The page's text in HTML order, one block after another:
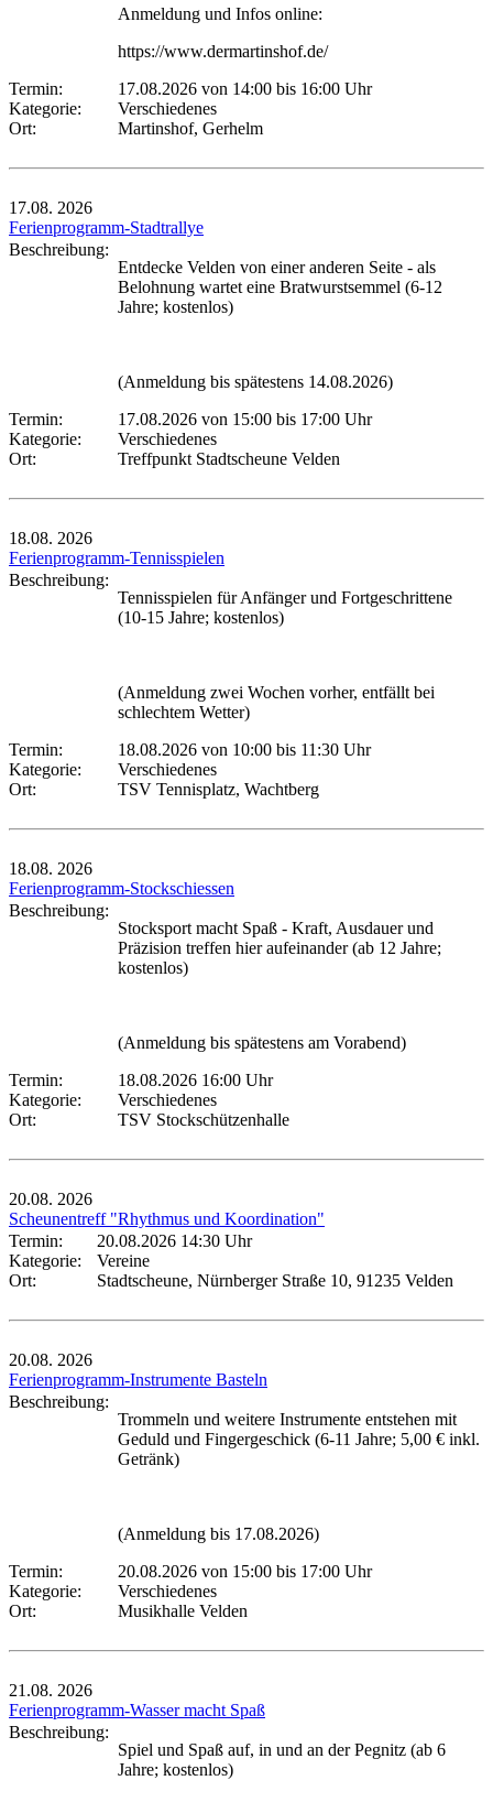
Anmeldung und Infos online:
https://www.dermartinshof.de/
Termin:
17.08.2026 von 14:00 bis 16:00 Uhr
Kategorie:
Verschiedenes
Ort:
Martinshof, Gerhelm
17.08. 2026
Ferienprogramm-Stadtrallye
Beschreibung:
Entdecke Velden von einer anderen Seite - als
Belohnung wartet eine Bratwurstsemmel (6-12
Jahre; kostenlos)
(Anmeldung bis spätestens 14.08.2026)
Termin:
17.08.2026 von 15:00 bis 17:00 Uhr
Kategorie:
Verschiedenes
Ort:
Treffpunkt Stadtscheune Velden
18.08. 2026
Ferienprogramm-Tennisspielen
Beschreibung:
Tennisspielen für Anfänger und Fortgeschrittene
(10-15 Jahre; kostenlos)
(Anmeldung zwei Wochen vorher, entfällt bei
schlechtem Wetter)
Termin:
18.08.2026 von 10:00 bis 11:30 Uhr
Kategorie:
Verschiedenes
Ort:
TSV Tennisplatz, Wachtberg
18.08. 2026
Ferienprogramm-Stockschiessen
Beschreibung:
Stocksport macht Spaß - Kraft, Ausdauer und
Präzision treffen hier aufeinander (ab 12 Jahre;
kostenlos)
(Anmeldung bis spätestens am Vorabend)
Termin:
18.08.2026 16:00 Uhr
Kategorie:
Verschiedenes
Ort:
TSV Stockschützenhalle
20.08. 2026
Scheunentreff "Rhythmus und Koordination"
Termin:
20.08.2026 14:30 Uhr
Kategorie:
Vereine
Ort:
Stadtscheune, Nürnberger Straße 10, 91235 Velden
20.08. 2026
Ferienprogramm-Instrumente Basteln
Beschreibung:
Trommeln und weitere Instrumente entstehen mit
Geduld und Fingergeschick (6-11 Jahre; 5,00 € inkl.
Getränk)
(Anmeldung bis 17.08.2026)
Termin:
20.08.2026 von 15:00 bis 17:00 Uhr
Kategorie:
Verschiedenes
Ort:
Musikhalle Velden
21.08. 2026
Ferienprogramm-Wasser macht Spaß
Beschreibung:
Spiel und Spaß auf, in und an der Pegnitz (ab 6
Jahre; kostenlos)